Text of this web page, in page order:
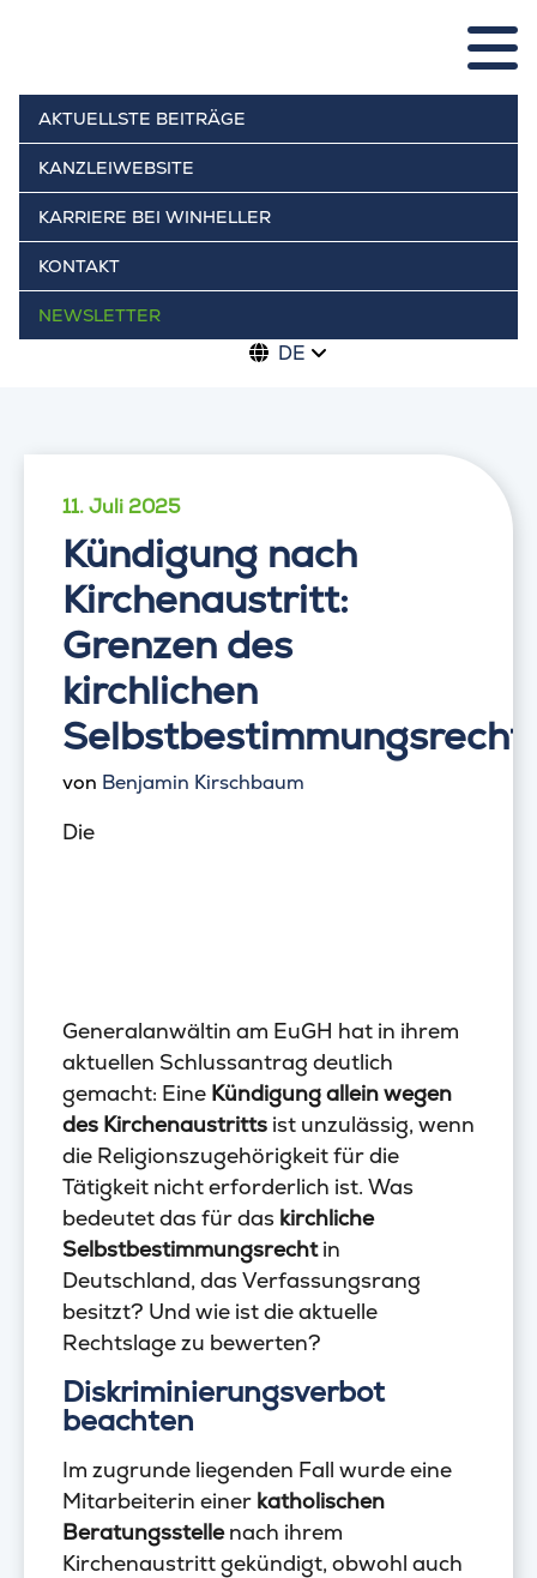
AKTUELLSTE BEITRÄGE
KANZLEIWEBSITE
KARRIERE BEI WINHELLER
KONTAKT
NEWSLETTER
DE
11. Juli 2025
Kündigung nach
Kirchenaustritt:
Grenzen des
kirchlichen
von Benjamin Kirschbaum
Die
Generalanwältin am EuGH hat in ihrem
aktuellen Schlussantrag deutlich
gemacht: Eine Kündigung allein wegen
des Kirchenaustritts ist unzulässig, wenn
die Religionszugehörigkeit für die
Tätigkeit nicht erforderlich ist. Was
bedeutet das für das kirchliche
Selbstbestimmungsrechtin
Deutschland, das Verfassungsrang
besitzt? Und wie ist die aktuelle
Rechtslage zu bewerten?
Diskriminierungsverbot
beachten
Im zugrunde liegenden Fall wurde eine
Mitarbeiterin einer katholischen
Beratungsstellenach ihrem
Kirchenaustritt gekündigt, obwohl auch